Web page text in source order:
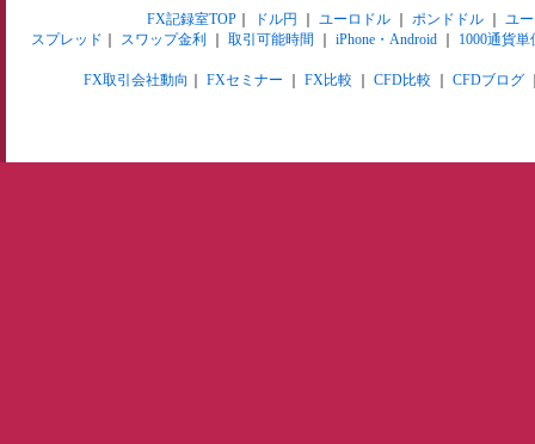
FX記録室TOP｜ ドル円 ユーロドル｜ ポンドドル｜ ユ
スプレッド
スワップ金利 取引可能時間 iPhone・Android 1000通貨単
FX取引会社動向 FXセミナー FX比較 CFD比較 CFDブログ